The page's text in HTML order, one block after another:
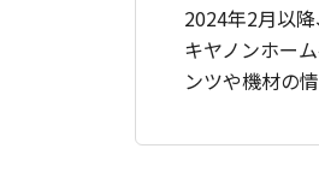
2024年2月以
キヤノンホー
ンツや機材の